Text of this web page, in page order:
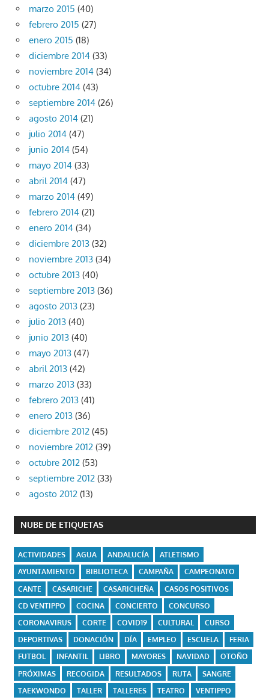
marzo 2015 (40)
febrero 2015 (27)
enero 2015 (18)
diciembre 2014 (33)
noviembre 2014 (34)
octubre 2014 (43)
septiembre 2014 (26)
agosto 2014 (21)
julio 2014 (47)
junio 2014 (54)
mayo 2014 (33)
abril 2014 (47)
marzo 2014 (49)
febrero 2014 (21)
enero 2014 (34)
diciembre 2013 (32)
noviembre 2013 (34)
octubre 2013 (40)
septiembre 2013 (36)
agosto 2013 (23)
julio 2013 (40)
junio 2013 (40)
mayo 2013 (47)
abril 2013 (42)
marzo 2013 (33)
febrero 2013 (41)
enero 2013 (36)
diciembre 2012 (45)
noviembre 2012 (39)
octubre 2012 (53)
septiembre 2012 (33)
agosto 2012 (13)
NUBE DE ETIQUETAS
ACTIVIDADES AGUA ANDALUCÍA
ATLETISMO
AYUNTAMIENTO
BIBLIOTECA CAMPAÑA
CAMPEONATO
CANTE
CASARICHE CASARICHEÑA
CASOS POSITIVOS
CD VENTIPPO
COCINA CONCIERTO
CONCURSO
CORONAVIRUS
CORTE COVID19 CULTURAL
CURSO
DEPORTIVAS
DONACIÓN DÍA EMPLEO ESCUELA
FERIA
FUTBOL
INFANTIL LIBRO MAYORES NAVIDAD
OTOÑO
PRÓXIMAS
RECOGIDA RESULTADOS RUTA
SANGRE
TAEKWONDO
TALLER TALLERES TEATRO VENTIPPO